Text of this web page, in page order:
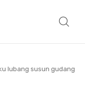
lubang susun gudang